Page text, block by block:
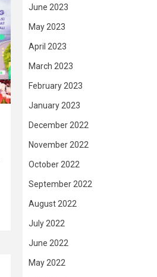
June 2023
May 2023
April 2023
March 2023
February 2023
January 2023
December 2022
November 2022
October 2022
September 2022
August 2022
July 2022
June 2022
May 2022